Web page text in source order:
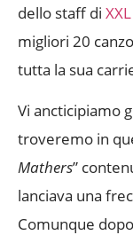
dello staff di XXL
migliori 20
tutta la sua
Vi ancticipiamo
troveremo in
Mathers”
lanciava una
Comunque